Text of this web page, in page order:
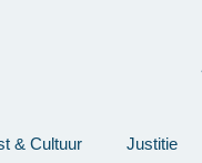
& Cultuur Justitie